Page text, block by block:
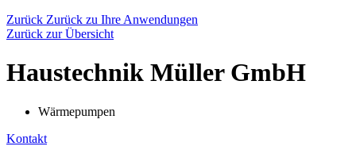
Zurück Zurück zu Ihre Anwendungen
Zurück zur Übersicht
Haustechnik Müller GmbH
Wärmepumpen
Kontakt